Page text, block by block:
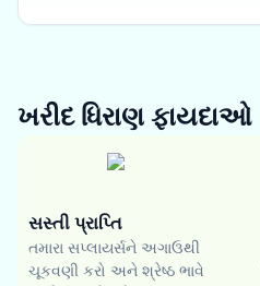
ખરીદ ધિરાણ ફાયદાઓ
સસ્તી પ્રાપ્તિ
તમારા સપ્લાયર્સને અગાઉથી
ચૂકવણી કરો અને શ્રેષ્ઠ ભાવે